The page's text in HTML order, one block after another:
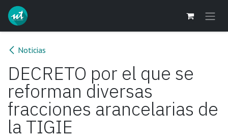
Ir al contenido
Noticias
DECRETO por el que se
reforman diversas
fracciones arancelarias de
la TIGIE